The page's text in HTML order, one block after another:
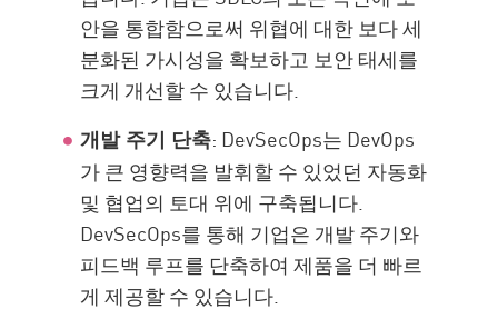
안을 통합함으로써 위협에 대한 보다 세
분화된 가시성을 확보하고 보안 태세를
크게 개선할 수 있습니다.
개발 주기 단축: DevSecOps는 DevOps
가 큰 영향력을 발휘할 수 있었던 자동화
및 협업의 토대 위에 구축됩니다.
DevSecOps를 통해 기업은 개발 주기와
피드백 루프를 단축하여 제품을 더 빠르
게 제공할 수 있습니다.